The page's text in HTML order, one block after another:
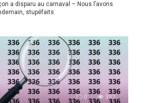
a disparu au carnaval – Nous l’avons
stupéfaits
0 302